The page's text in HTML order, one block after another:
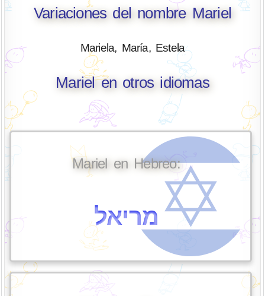
Variaciones del nombre Mariel
Mariela, María, Estela
Mariel en otros idiomas
Mariel en Hebreo:
מריאל